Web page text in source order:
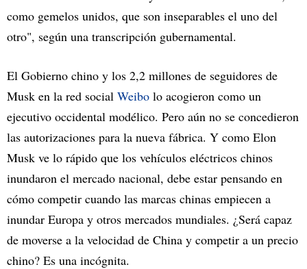
como gemelos unidos, que son inseparables el uno del
otro", según una transcripción gubernamental.
El Gobierno chino y los 2,2 millones de seguidores de
Musk en la red social Weibo lo acogieron como un
ejecutivo occidental modélico. Pero aún no se concedieron
las autorizaciones para la nueva fábrica. Y como Elon
Musk ve lo rápido que los vehículos eléctricos chinos
inundaron el mercado nacional, debe estar pensando en
cómo competir cuando las marcas chinas empiecen a
inundar Europa y otros mercados mundiales. ¿Será capaz
de moverse a la velocidad de China y competir a un precio
chino? Es una incógnita.